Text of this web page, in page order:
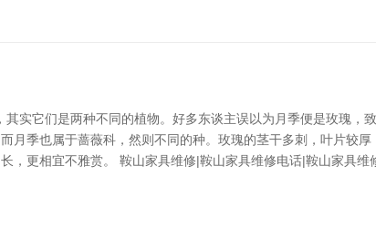
其实它们是两种不同的植物。好多东谈主误以为月季便是玫瑰
月季也属于蔷薇科，然则不同的种。玫瑰的茎干多刺，叶片较
，更相宜不雅赏。 鞍山家具维修|鞍山家具维修电话|鞍山家具